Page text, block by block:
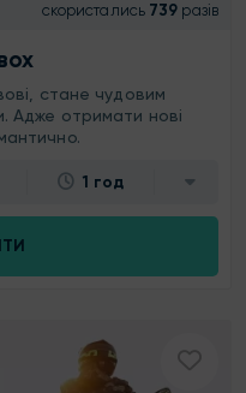
скористались 739 разів
стане чудовим
Адже отримати нові
1 год